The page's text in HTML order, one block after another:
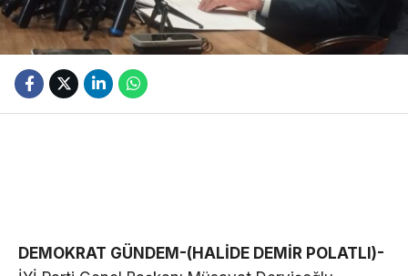
DEMOKRAT GÜNDEM-(HALİDE DEMİR POLATLI)-